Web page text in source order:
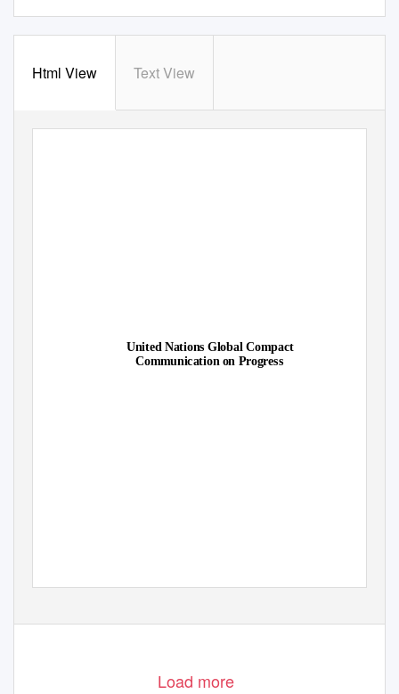
Html View Text View
United Nations Global Compact
Communication on Progress
Load more